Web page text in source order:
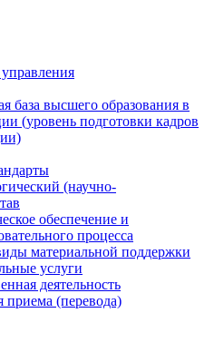
база высшего образования в
(уровень подготовки кадров
(научно-
обеспечение и
процесса
материальной поддержки
услуги
деятельность
приема (перевода)